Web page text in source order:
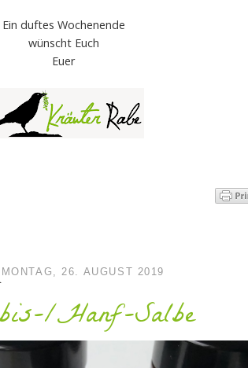
Ein duftes Wochenende
wünscht Euch
Euer
MONTAG, 26. AUGUST 2019
Hanf-Salbe